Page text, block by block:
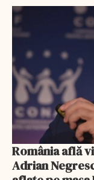
România află
Adrian